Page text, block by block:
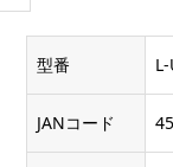
型番
JANコード